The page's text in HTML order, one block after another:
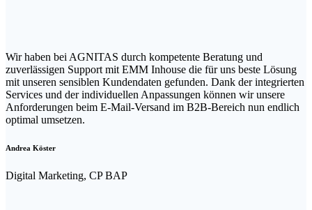
Wir haben bei AGNITAS durch kompetente Beratung und
zuverlässigen Support mit EMM Inhouse die für uns beste Lösung
mit unseren sensiblen Kundendaten gefunden. Dank der integrierten
Services und der individuellen Anpassungen können wir unsere
Anforderungen beim E-Mail-Versand im B2B-Bereich nun endlich
optimal umsetzen.
Andrea Köster
Digital Marketing, CP BAP